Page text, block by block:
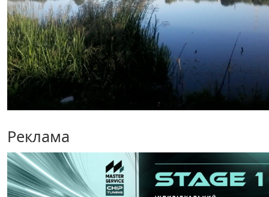
Реклама